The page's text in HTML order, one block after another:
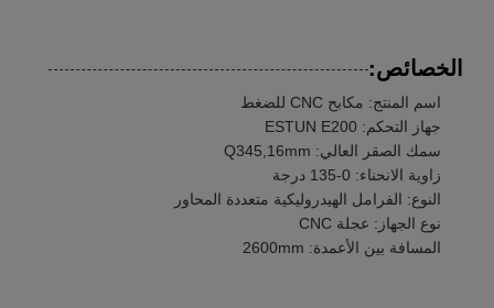
الخصائص:
اسم المنتج: مكابح CNC للضغط
جهاز التحكم: ESTUN E200
سمك الصقر العالي: Q345,16mm
زاوية الانحناء: 0-135 درجة
النوع: الفرامل الهيدروليكية متعددة المحاور
نوع الجهاز: عجلة CNC
المسافة بين الأعمدة: 2600mm